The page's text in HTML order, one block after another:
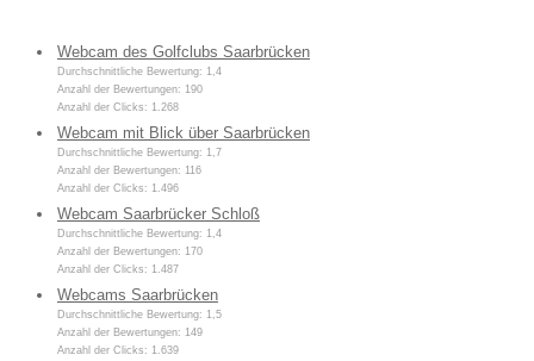
Webcam des Golfclubs Saarbrücken
Durchschnittliche Bewertung: 1,4
Anzahl der Bewertungen: 190
Anzahl der Clicks: 1.268
Webcam mit Blick über Saarbrücken
Durchschnittliche Bewertung: 1,7
Anzahl der Bewertungen: 116
Anzahl der Clicks: 1.496
Webcam Saarbrücker Schloß
Durchschnittliche Bewertung: 1,4
Anzahl der Bewertungen: 170
Anzahl der Clicks: 1.487
Webcams Saarbrücken
Durchschnittliche Bewertung: 1,5
Anzahl der Bewertungen: 149
Anzahl der Clicks: 1.639